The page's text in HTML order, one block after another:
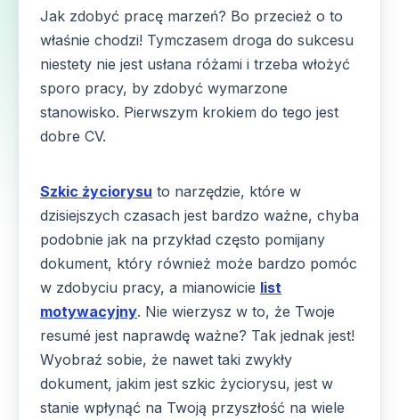
Jak zdobyć pracę marzeń? Bo przecież o to
właśnie chodzi! Tymczasem droga do sukcesu
niestety nie jest usłana różami i trzeba włożyć
sporo pracy, by zdobyć wymarzone
stanowisko. Pierwszym krokiem do tego jest
dobre CV.
Szkic życiorysu to narzędzie, które w
dzisiejszych czasach jest bardzo ważne, chyba
podobnie jak na przykład często pomijany
dokument, który również może bardzo pomóc
w zdobyciu pracy, a mianowicie list
motywacyjny. Nie wierzysz w to, że Twoje
resumé jest naprawdę ważne? Tak jednak jest!
Wyobraź sobie, że nawet taki zwykły
dokument, jakim jest szkic życiorysu, jest w
stanie wpłynąć na Twoją przyszłość na wiele